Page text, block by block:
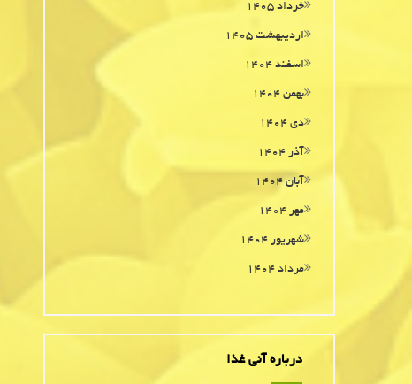
خرداد ۱۴۰۵
اردیبهشت ۱۴۰۵
اسفند ۱۴۰۴
بهمن ۱۴۰۴
دی ۱۴۰۴
آذر ۱۴۰۴
آبان ۱۴۰۴
مهر ۱۴۰۴
شهریور ۱۴۰۴
مرداد ۱۴۰۴
درباره آنی غذا